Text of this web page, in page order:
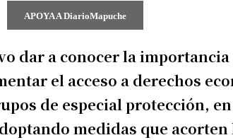
APOYA A DiarioMapuche
dar a conocer la
el acceso a derechos
de especial protección,
medidas que acorten